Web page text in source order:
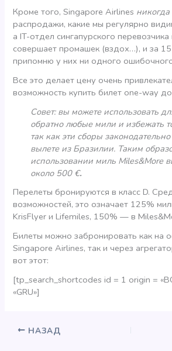
Кроме того, Singapore Airlines никогда
распродажи, какие мы регулярно
а IT-отдел сингапурского
совершает промашек (вздох…), и за
припомню у них ни одного
Все это делает цену очень
возможность купить билет one-way
Совет: вы можете использовать
обратно любые мили и избежать
так как эти сборы
вылете из Бразилии. Таким
использовании миль Miles&More
около 500 €.
Перелеты бронируются в класс D.
возможностей, это означает 125%
KrisFlyer и Lifemiles, 150% — в
Билеты можно забронировать как на
Singapore Airlines, так и через
вот этот:
[tp_search_shortcodes id = 1 origin =
«GRU»]
НАЗАД